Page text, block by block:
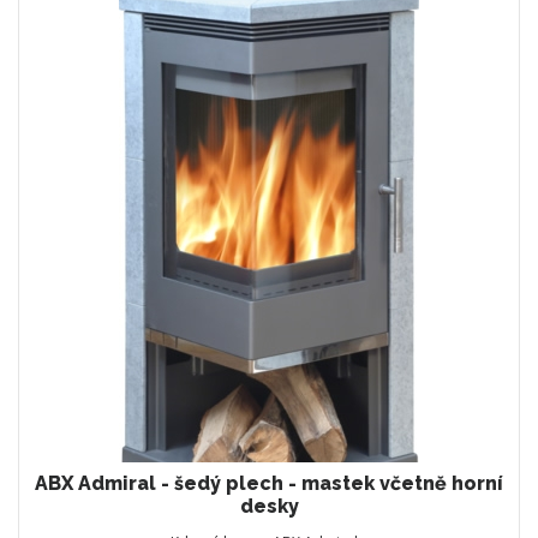
ABX Admiral - šedý plech - mastek včetně horní
desky